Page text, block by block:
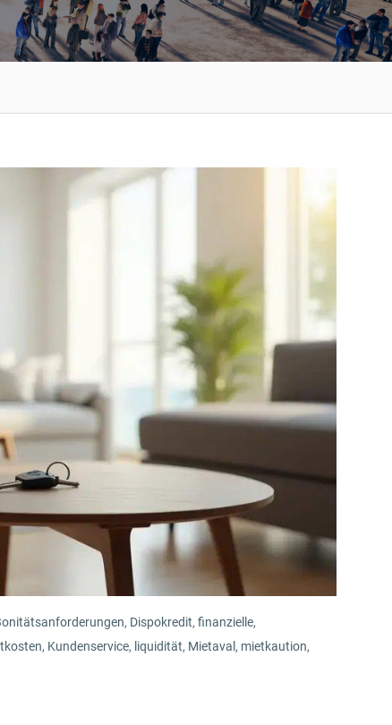
, Dispokredit, finanzielle,
, Kundenservice, liquidität, Mietaval , mietkaution,